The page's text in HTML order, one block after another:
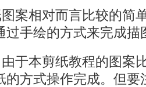
案相对而言比较的简
过手绘的方式来完成描
于本剪纸教程的图案
的方式操作完成。但要